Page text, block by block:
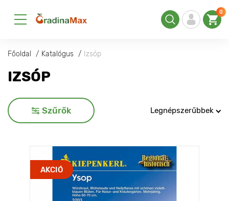
0
Főoldal Katalógus Izsóp
IZSÓP
Szűrők Legnépszerűbbek
AKCIÓ